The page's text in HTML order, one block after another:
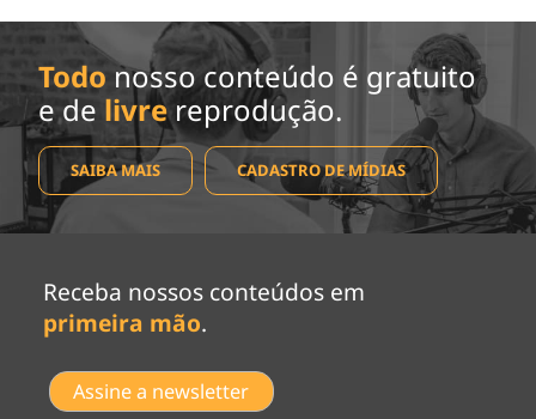
Todo nosso conteúdo é gratuito
e de livrereprodução.
SAIBA MAIS CADASTRO DE MÍDIAS
Receba nossos conteúdos em
primeira mão.
Assine a newsletter